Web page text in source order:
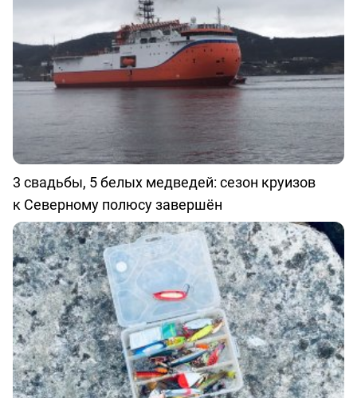
3 свадьбы, 5 белых медведей: сезон круизов
к Северному полюсу завершён